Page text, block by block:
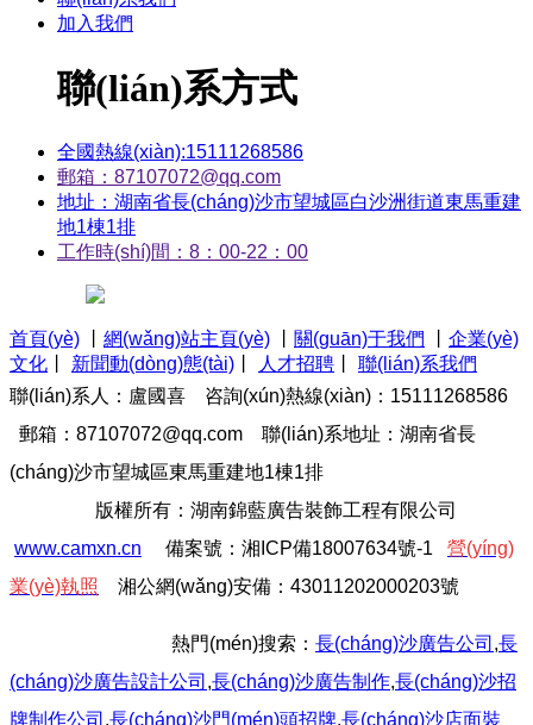
加入我們
聯(lián)系方式
全國熱線(xiàn):15111268586
郵箱：87107072@qq.com
地址：湖南省長(cháng)沙市望城區白沙洲街道東馬重建
地1棟1排
工作時(shí)間：8：00-22：00
首頁(yè) 網(wǎng)站主頁(yè) 關(guān)于我們
企業(yè)
文化
新聞動(dòng)態(tài) 人才招聘
聯(lián)系我們
聯(lián)系人：盧國喜 咨詢(xún)熱線(xiàn)：15111268586
郵箱：87107072@qq.com
聯(lián)系地址：湖南省長
(cháng)沙市望城區東馬重建地1棟1排
版權所有：湖南錦藍廣告裝飾工程有限公司
www.camxn.cn 備案號： 湘I CP備18007634號-1
營(yíng)
業(yè)執照
湘公網(wǎng)安備：43011202000203號
熱門(mén)搜索： 長(cháng)沙廣告公司 ,長
(cháng)沙廣告設計公司 ,長(cháng)沙廣告制作,長(cháng)沙招
牌制作公司 ,長(cháng)沙門(mén)頭招牌,長(cháng)沙店面裝